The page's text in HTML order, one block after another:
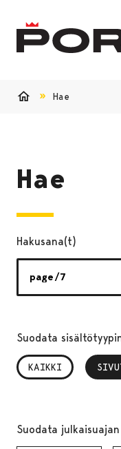
Hae
Hae
Hakusana(t)
Suodata
KAIKKI ,
Suodata